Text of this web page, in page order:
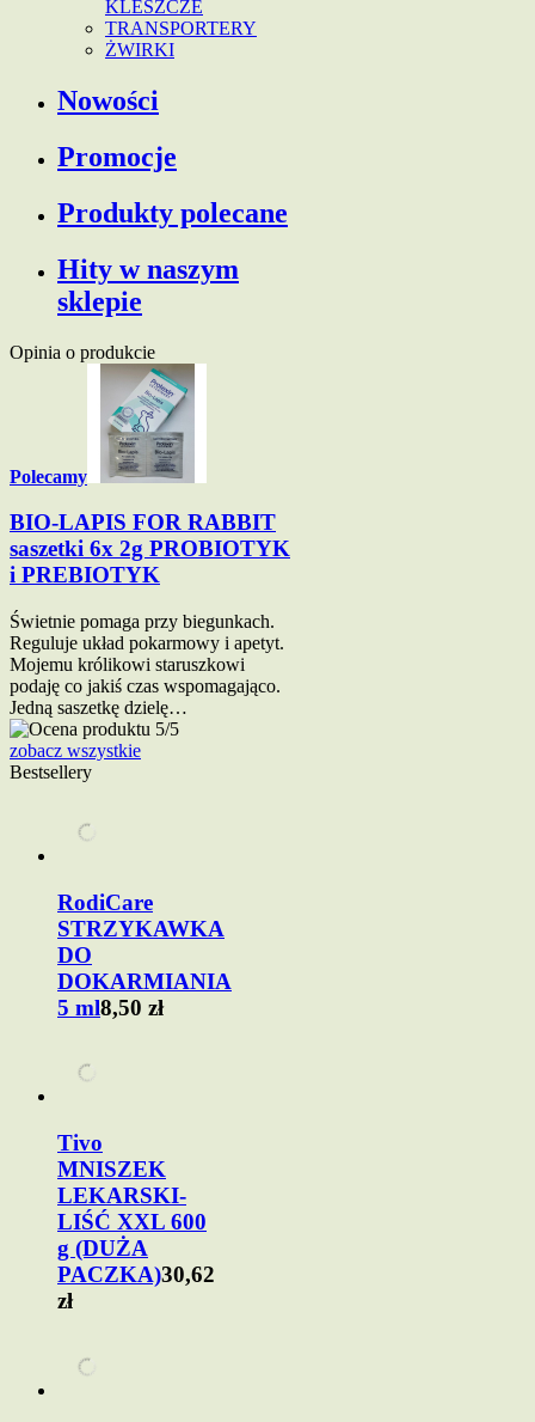
KLESZCZE
TRANSPORTERY
ŻWIRKI
Nowości
Promocje
Produkty polecane
Hity w naszym
sklepie
Opinia o produkcie
Polecamy
BIO-LAPIS FOR RABBIT
saszetki 6x 2g PROBIOTYK
i PREBIOTYK
Świetnie pomaga przy biegunkach.
Reguluje układ pokarmowy i apetyt.
Mojemu królikowi staruszkowi
podaję co jakiś czas wspomagająco.
Jedną saszetkę dzielę…
zobacz wszystkie
Bestsellery
RodiCare
STRZYKAWKA
DO
DOKARMIANIA
5 ml8,50 zł
Tivo
MNISZEK
LEKARSKI-
LIŚĆ XXL 600
g (DUŻA
PACZKA)30,62
zł